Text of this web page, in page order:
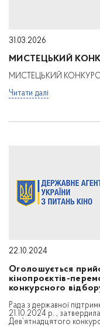
31.03.2026
МИСТЕЦЬКИЙ
МИСТЕЦЬКИЙ КОНКУРС
Читати далі
22.10.2024
Оголошується
кінопроєктів-
конкурсного
Рада з державної
21.10.2024 р. ,
Дев’ятнадцятого